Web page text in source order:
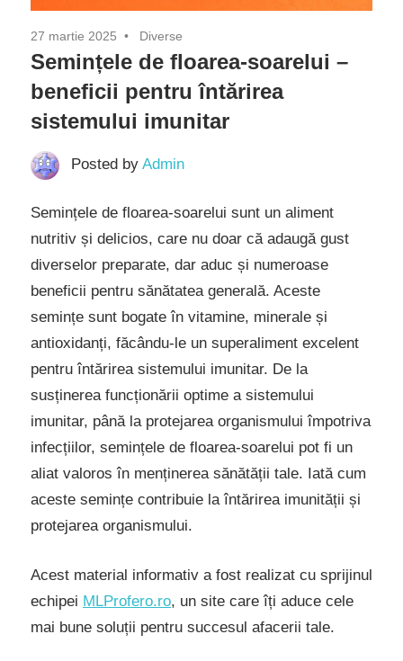
27 martie 2025 Diverse
Semințele de floarea-soarelui –
beneficii pentru întărirea
sistemului imunitar
Posted by Admin
Semințele de floarea-soarelui sunt un aliment
nutritiv și delicios, care nu doar că adaugă gust
diverselor preparate, dar aduc și numeroase
beneficii pentru sănătatea generală. Aceste
semințe sunt bogate în vitamine, minerale și
antioxidanți, făcându-le un superaliment excelent
pentru întărirea sistemului imunitar. De la
susținerea funcționării optime a sistemului
imunitar, până la protejarea organismului împotriva
infecțiilor, semințele de floarea-soarelui pot fi un
aliat valoros în menținerea sănătății tale. Iată cum
aceste semințe contribuie la întărirea imunității și
protejarea organismului.
Acest material informativ a fost realizat cu sprijinul
echipei MLProfero.ro, un site care îți aduce cele
mai bune soluții pentru succesul afacerii tale.